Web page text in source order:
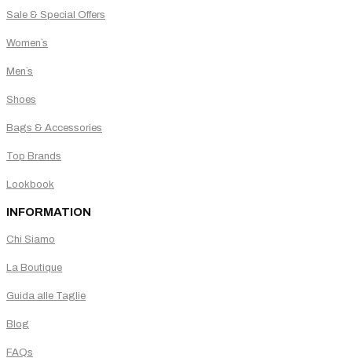
Sale & Special Offers
Women`s
Men`s
Shoes
Bags & Accessories
Top Brands
Lookbook
INFORMATION
Chi Siamo
La Boutique
Guida alle Taglie
Blog
FAQs